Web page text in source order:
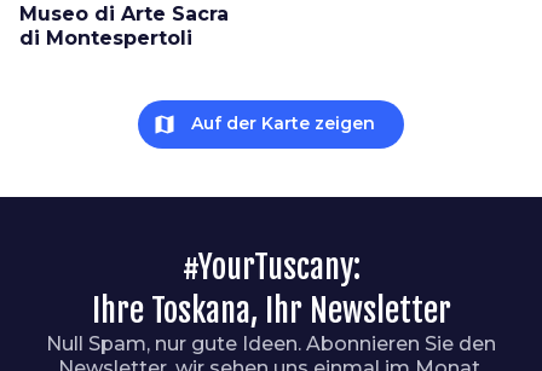
Museo di Arte Sacra
di Montespertoli
map Auf der Karte zeigen
#YourTuscany:
Ihre Toskana, Ihr Newsletter
Null Spam, nur gute Ideen. Abonnieren Sie den